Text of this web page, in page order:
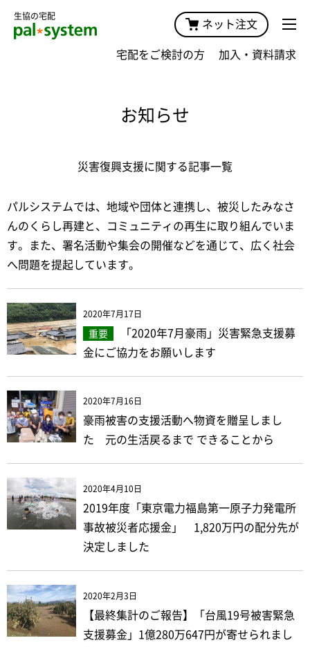
生協の宅配
ネット注文
宅配をご検討の方 加入・資料請求
お知らせ
災害復興支援に関する記事一覧
パルシステムでは、地域や団体と連携し、被災したみなさ
んのくらし再建と、コミュニティの再生に取り組んでいま
す。また、署名活動や集会の開催などを通じて、広く社会
へ問題を提起しています。
2020年7月17日
重要
「2020年7月豪雨」災害緊急支援募
金にご協力をお願いします
2020年7月16日
豪雨被害の支援活動へ物資を贈呈しまし
た 元の生活戻るまで できることから
2020年4月10日
2019年度「東京電力福島第一原子力発電所
事故被災者応援金」 1,820万円の配分先が
決定しました
2020年2月3日
【最終集計のご報告】「台風19号被害緊急
支援募金」1億280万647円が寄せられまし